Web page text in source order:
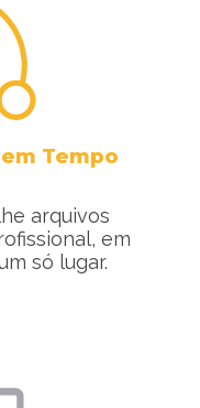
Tempo
arquivos
em
só lugar.